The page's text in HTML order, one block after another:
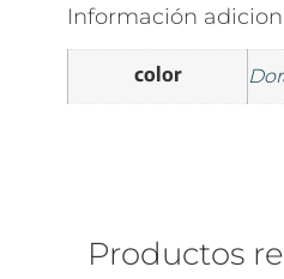
Información
color
Productos